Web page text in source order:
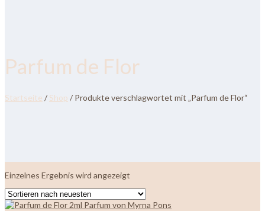
Parfum de Flor
Startseite / Shop / Produkte verschlagwortet mit „Parfum de Flor“
Einzelnes Ergebnis wird angezeigt